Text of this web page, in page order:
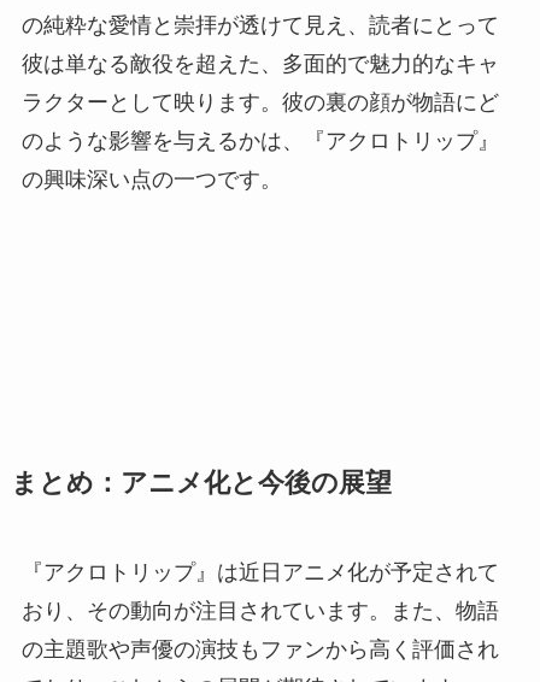
の純粋な愛情と崇拝が透けて見え、読者にとって
彼は単なる敵役を超えた、多面的で魅力的なキャ
ラクターとして映ります。彼の裏の顔が物語にど
のような影響を与えるかは、『アクロトリップ』
の興味深い点の一つです。
まとめ：アニメ化と今後の展望
『アクロトリップ』は近日アニメ化が予定されて
おり、その動向が注目されています。また、物語
の主題歌や声優の演技もファンから高く評価され